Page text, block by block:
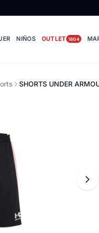
NIÑOS OUTLET 1804
SHORTS UNDER